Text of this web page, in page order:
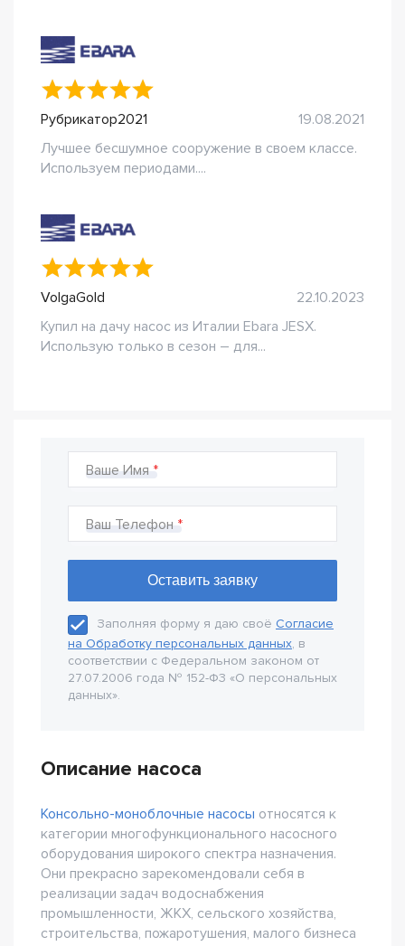
Рубрикатор2021
19.08.2021
Лучшее бесшумное сооружение в своем классе.
Используем периодами....
VolgaGold
22.10.2023
Купил на дачу насос из Италии Ebara JESX.
Использую только в сезон – для...
Ваше Имя
Ваш Телефон
Заполняя форму я даю своё Согласие
на Обработку персональных данных, в
соответствии с Федеральном законом от
27.07.2006 года № 152-Ф3 «О персональных
данных».
Описание насоса
Консольно-моноблочные насосы относятся к
категории многофункционального насосного
оборудования широкого спектра назначения.
Они прекрасно зарекомендовали себя в
реализации задач водоснабжения
промышленности, ЖКХ, сельского хозяйства,
строительства, пожаротушения, малого бизнеса